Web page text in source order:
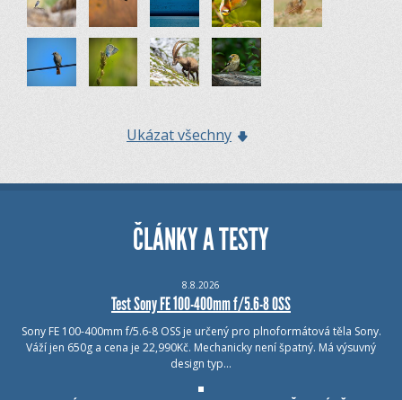
Ukázat všechny
ČLÁNKY A TESTY
8.8.2026
Test Sony FE 100-400mm f/5.6-8 OSS
Sony FE 100-400mm f/5.6-8 OSS je určený pro plnoformátová těla Sony.
Váží jen 650g a cena je 22,990Kč. Mechanicky není špatný. Má výsuvný
design typ…